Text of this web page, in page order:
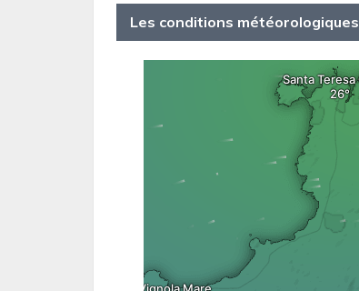
Les conditions météorologiques